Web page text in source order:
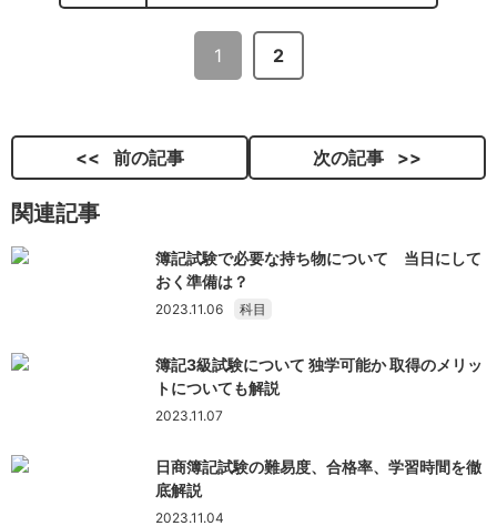
1 2
前の記事 次の記事
関連記事
簿記試験で必要な持ち物について 当日にして
おく準備は？
2023.11.06 科目
簿記3級試験について 独学可能か 取得のメリッ
トについても解説
2023.11.07
日商簿記試験の難易度、合格率、学習時間を徹
底解説
2023.11.04